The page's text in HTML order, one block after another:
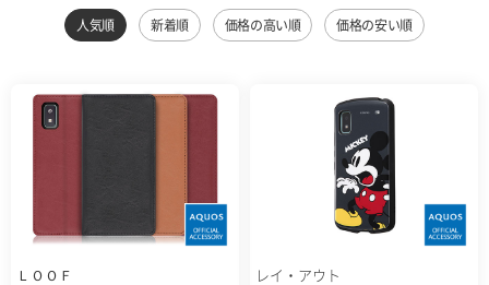
人気順 新着順 価格の高い順 価格の安い順
ＬＯＯＦ
レイ・アウト